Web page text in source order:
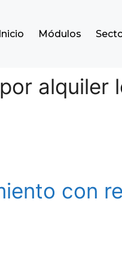
Inicio Módulos
alquiler
con